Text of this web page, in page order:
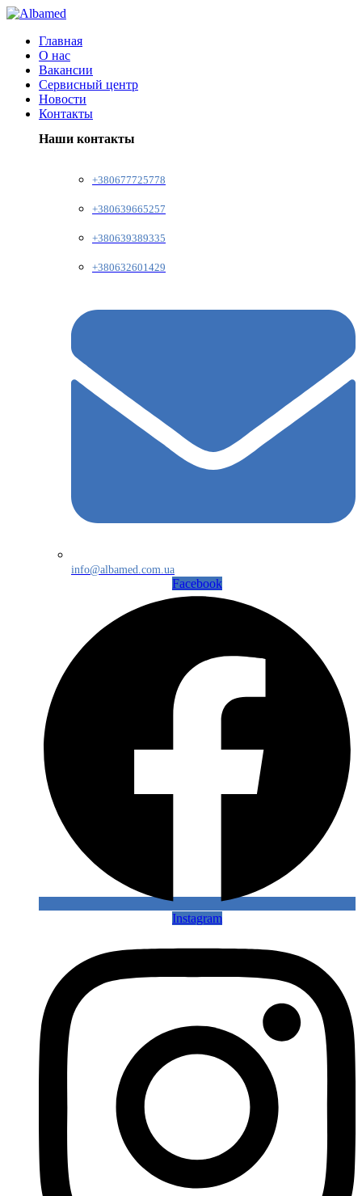
Главная
О нас
Вакансии
Сервисный центр
Новости
Контакты
Наши контакты
+380677725778
+380639665257
+380639389335
+380632601429
info@albamed.com.ua
Facebook
Instagram